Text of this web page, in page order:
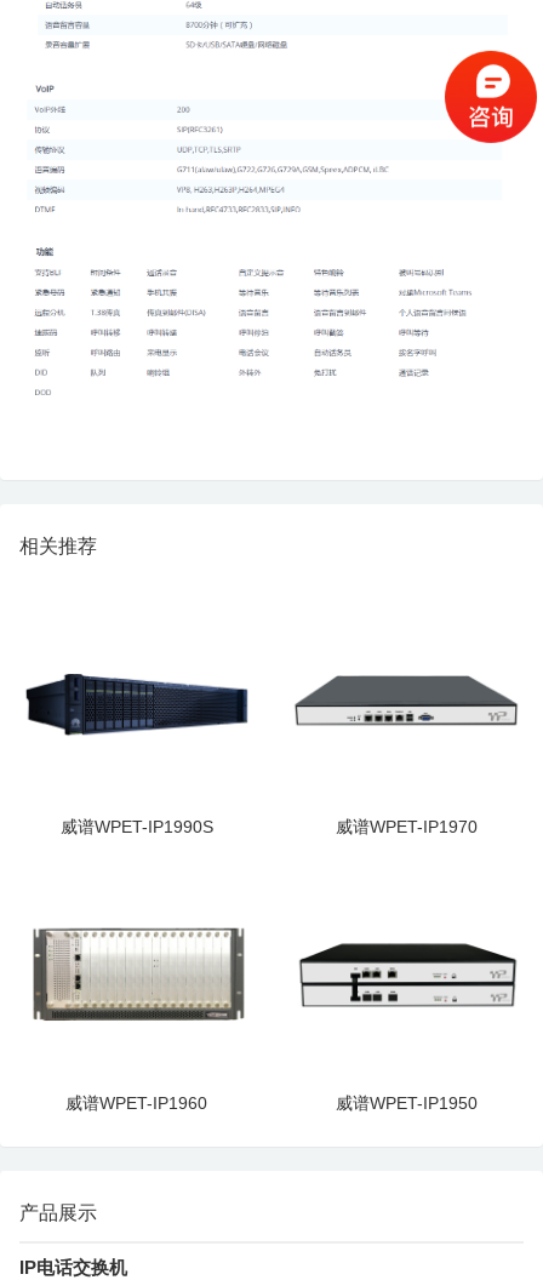
相关推荐
威谱WPET-IP1990S 威谱WPET-IP1970
威谱WPET-IP1960 威谱WPET-IP1950
产品展示
IP电话交换机